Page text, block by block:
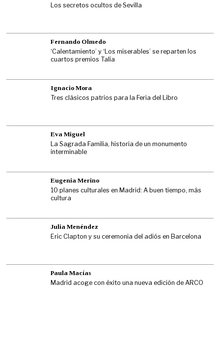
Los secretos ocultos de Sevilla
Fernando Olmedo
‘Calentamiento’ y ‘Los miserables’ se reparten los
cuartos premios Talía
Ignacio Mora
Tres clásicos patrios para la Feria del Libro
Eva Miguel
La Sagrada Familia, historia de un monumento
interminable
Eugenia Merino
10 planes culturales en Madrid: A buen tiempo, más
cultura
Julia Menéndez
Eric Clapton y su ceremonia del adiós en Barcelona
Paula Macías
Madrid acoge con éxito una nueva edición de ARCO